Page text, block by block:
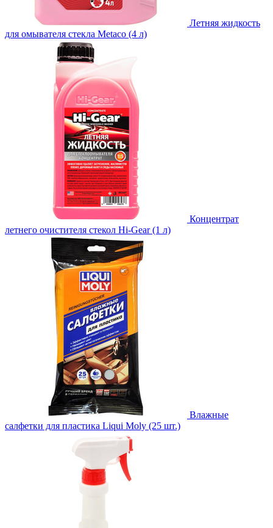
Летняя жидкость
для омывателя стекла Metaco (4 л)
Концентрат
летнего очистителя стекол Hi-Gear (1 л)
Влажные
салфетки для пластика Liqui Moly (25 шт.)